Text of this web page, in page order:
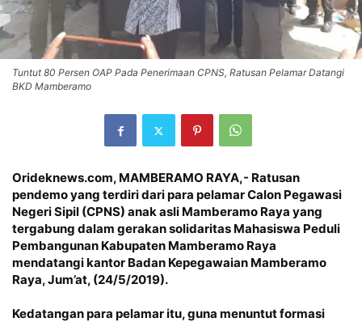
Tuntut 80 Persen OAP Pada Penerimaan CPNS, Ratusan Pelamar Datangi
BKD Mamberamo
Orideknews.com, MAMBERAMO RAYA,- Ratusan
pendemo yang terdiri dari para pelamar Calon Pegawasi
Negeri Sipil (CPNS) anak asli Mamberamo Raya yang
tergabung dalam gerakan solidaritas Mahasiswa Peduli
Pembangunan Kabupaten Mamberamo Raya
mendatangi kantor Badan Kepegawaian Mamberamo
Raya, Jum’at, (24/5/2019).
Kedatangan para pelamar itu, guna menuntut formasi